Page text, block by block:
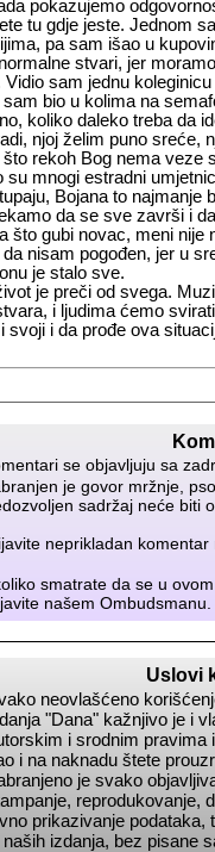
pokazujemo
tu gdje jeste. Jednom
pa sam išao u
stvari, jer
Vidio sam jednu
bio u kolima na
koliko daleko treba da
njoj želim puno sreće,
što rekoh Bog nema veze
su mnogi estradni
Bojana to najmanje
da se sve završi i
što gubi novac, meni nije
da nisam pogođen, jer u
je stalo sve.
je preči od svega.
i ljudima ćemo
svoji i da prođe ova
se objavljuju sa
je govor mržnje,
sadržaj neće biti
neprikladan
smatrate da se u
našemOmbudsmanu
Uslovi
neovlašćeno
Dana kažnjivo je i
i srodnim pravima
i na naknadu štete
je svako
reprodukovanje,
prikazivanje podataka,
naših izdanja, bez pisane